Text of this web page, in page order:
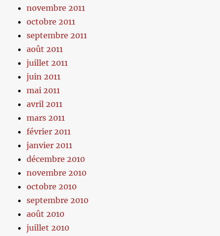
novembre 2011
octobre 2011
septembre 2011
août 2011
juillet 2011
juin 2011
mai 2011
avril 2011
mars 2011
février 2011
janvier 2011
décembre 2010
novembre 2010
octobre 2010
septembre 2010
août 2010
juillet 2010